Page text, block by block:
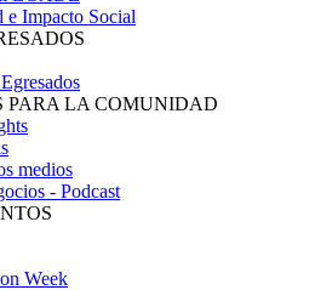
e Impacto Social
PARA LA COMUNIDAD
medios
- Podcast
Week